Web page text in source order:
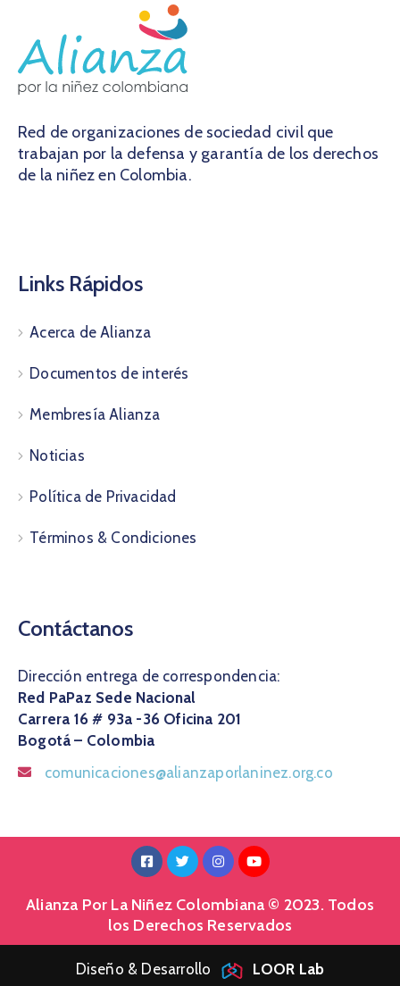
Red de organizaciones de sociedad civil que
trabajan por la defensa y garantía de los derechos
de la niñez en Colombia.
Links Rápidos
Acerca de Alianza
Documentos de interés
Membresía Alianza
Noticias
Política de Privacidad
Términos & Condiciones
Contáctanos
Dirección entrega de correspondencia:
Red PaPaz Sede Nacional
Carrera 16 # 93a -36 Oficina 201
Bogotá – Colombia
comunicaciones@alianzaporlaninez.org.co
Alianza Por La Niñez Colombiana © 2023. Todos
los Derechos Reservados
Diseño & Desarrollo LOOR Lab